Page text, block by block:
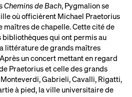
Chemins de Bach, Pygmalion se
où officièrent Michael Praetorius
maîtres de chapelle. Cette cité de
bibliothèques qui ont permis au
littérature de grands maîtres
un concert mettant en regard
Praetorius et celle des grands
Gabrieli, Cavalli, Rigatti,
à pied, la ville universitaire de